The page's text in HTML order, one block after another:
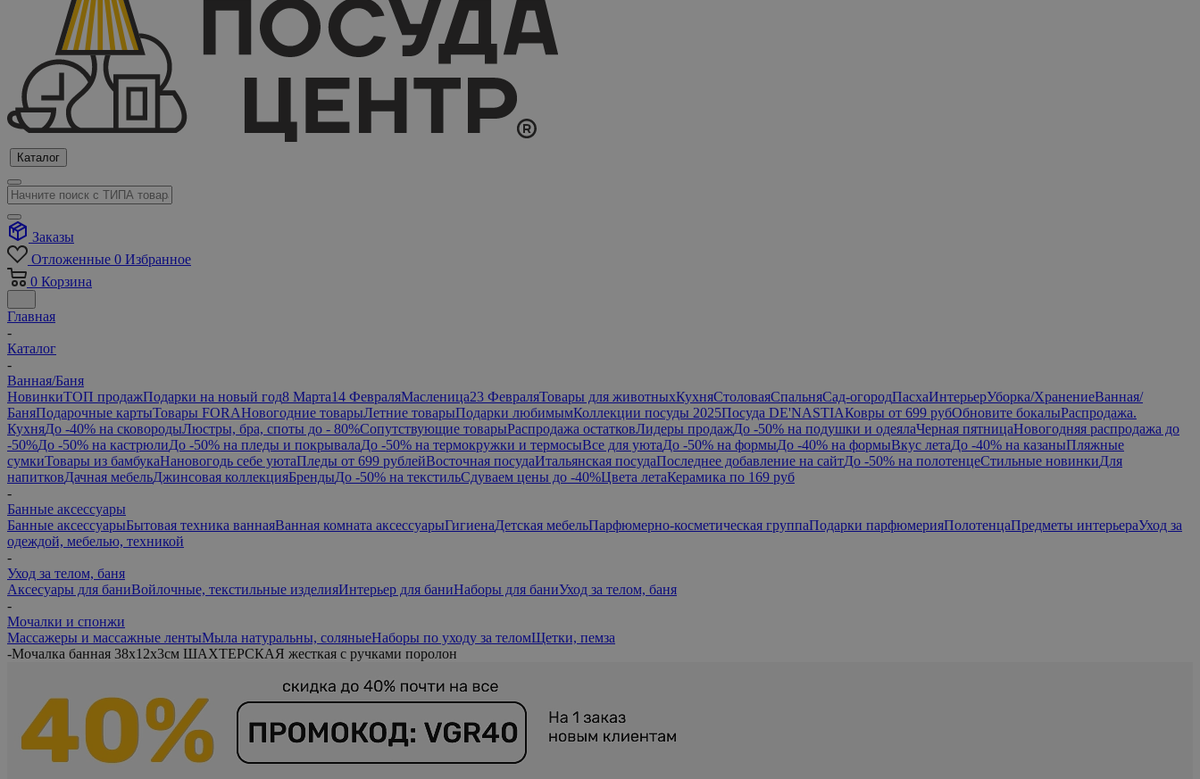
Каталог
Заказы
Отложенные 0 Избранное
0 Корзина
Главная
-
Каталог
-
Ванная/Баня
НовинкиТОП продажПодарки на новый год8 Марта14 ФевраляМасленица23 ФевраляТовары для животныхКухняСтоловаяСпальняСад-огородПасхаИнтерьерУборка/ХранениеВанная/
БаняПодарочные картыТовары FORAНовогодние товарыЛетние товарыПодарки любимымКоллекции посуды 2025Посуда DE'NASTIAКовры от 699 рубОбновите бокалыРаспродажа.
КухняДо -40% на сковородыЛюстры, бра, споты до - 80%Сопутствующие товарыРаспродажа остатковЛидеры продажДо -50% на подушки и одеялаЧерная пятницаНовогодняя распродажа до
-50%До -50% на кастрюлиДо -50% на пледы и покрывалаДо -50% на термокружки и термосыВсе для уютаДо -50% на формыДо -40% на формыВкус летаДо -40% на казаныПляжные
сумкиТовары из бамбукаНановогодь себе уютаПледы от 699 рублейВосточная посудаИтальянская посудаПоследнее добавление на сайтДо -50% на полотенцеСтильные новинкиДля
напитковДачная мебельДжинсовая коллекцияБрендыДо -50% на текстильСдуваем цены до -40%Цвета летаКерамика по 169 руб
-
Банные аксессуары
Банные аксессуарыБытовая техника ваннаяВанная комната аксессуарыГигиенаДетская мебельПарфюмерно-косметическая группаПодарки парфюмерияПолотенцаПредметы интерьераУход за
одеждой, мебелью, техникой
-
Уход за телом, баня
Аксесуары для баниВойлочные, текстильные изделияИнтерьер для баниНаборы для баниУход за телом, баня
-
Мочалки и спонжи
Массажеры и массажные лентыМыла натуральны, соляныеНаборы по уходу за теломЩетки, пемза
-Мочалка банная 38х12х3см ШАХТЕРСКАЯ жесткая с ручками поролон